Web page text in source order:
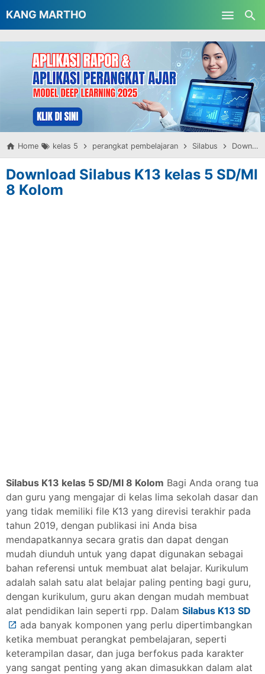
Skip to main content
KANG MARTHO
Home kelas 5 perangkat pembelajaran Silabus Download Silabus K13 kelas 5 SD/MI 8 Kolom
Download Silabus K13 kelas 5 SD/MI
8 Kolom
Silabus K13 kelas 5 SD/MI 8 Kolom Bagi Anda orang tua
dan guru yang mengajar di kelas lima sekolah dasar dan
yang tidak memiliki file K13 yang direvisi terakhir pada
tahun 2019, dengan publikasi ini Anda bisa
mendapatkannya secara gratis dan dapat dengan
mudah diunduh untuk yang dapat digunakan sebagai
bahan referensi untuk membuat alat belajar. Kurikulum
adalah salah satu alat belajar paling penting bagi guru,
dengan kurikulum, guru akan dengan mudah membuat
alat pendidikan lain seperti rpp. Dalam Silabus K13 SD
ada banyak komponen yang perlu dipertimbangkan
ketika membuat perangkat pembelajaran, seperti
keterampilan dasar, dan juga berfokus pada karakter
yang sangat penting yang akan dimasukkan dalam alat